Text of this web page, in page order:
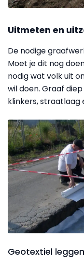
Uitmeten en
De nodige
Moet je dit nog
nodig wat volk uit
wil doen. Graaf
klinkers, straatlaag
Geotextiel leggen